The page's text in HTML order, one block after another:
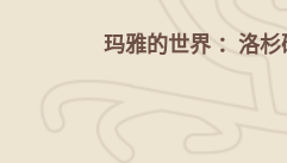
玛雅的世界 ：洛